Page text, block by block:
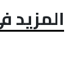
المزيد